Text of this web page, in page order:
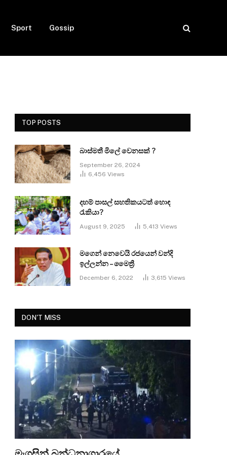
Sport Gossip
TOP POSTS
බාස්මතී මිලේ වෙනසක් ?
September 26, 2024
6,456 Views
දහම් පාසල් සහතිකයටත් හොඳ
රැකියා?
August 9, 2025 5,413 Views
මගෙන් නෙවෙයි රජයෙන් වන්දි
ඉල්ලන්න – මෛත්‍රී
December 6, 2022 3,615 Views
DON'T MISS